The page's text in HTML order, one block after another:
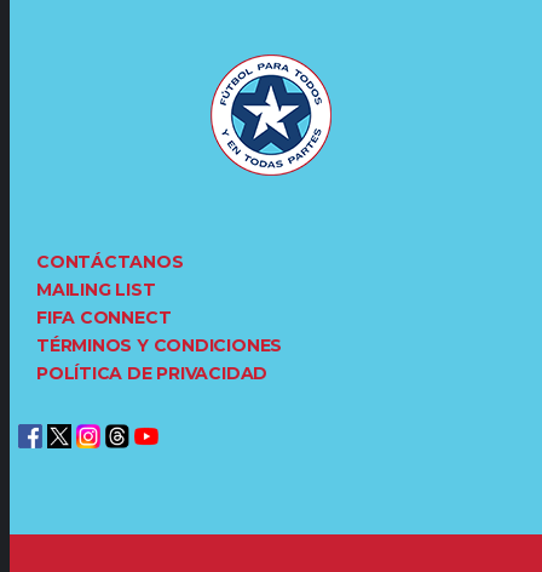
CONTÁCTANOS
MAILING LIST
FIFA CONNECT
TÉRMINOS Y CONDICIONES
POLÍTICA DE PRIVACIDAD